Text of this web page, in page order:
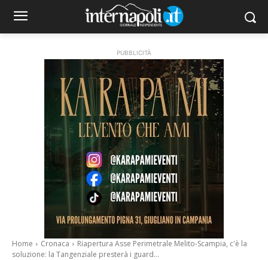
PUBBLICITÀ
Home Cronaca
Riapertura Asse Perimetrale Melito-Scampia, c'è la
soluzione: la Tangenziale presterà i guard...